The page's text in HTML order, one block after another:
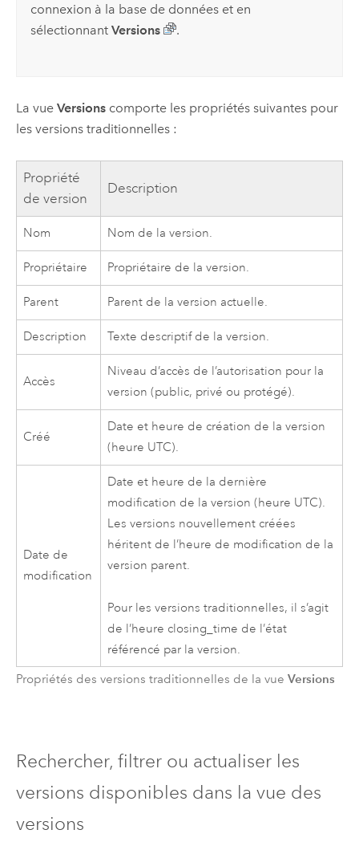
connexion à la base de données et en
sélectionnantVersions .
La vue Versionscomporte les propriétés suivantes pour
les versions traditionnelles :
Propriété
de version
Description
Nom Nom de la version.
Propriétaire Propriétaire de la version.
Parent Parent de la version actuelle.
Description Texte descriptif de la version.
Accès
Niveau d’accès de l’autorisation pour la
version (public, privé ou protégé).
Créé
Date et heure de création de la version
(heure UTC).
Date de
modification
Date et heure de la dernière
modification de la version (heure UTC).
Les versions nouvellement créées
héritent de l’heure de modification de la
version parent.
Pour les versions traditionnelles, il s’agit
de l’heure closing_time de l’état
référencé par la version.
Propriétés des versions traditionnelles de la vue Versions
Rechercher, filtrer ou actualiser les
versions disponibles dans la vue des
versions